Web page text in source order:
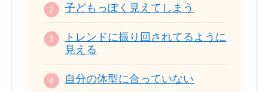
子どもっぽく見えてしまう
トレンドに振り回されてるように
見える
自分の体型に合っていない